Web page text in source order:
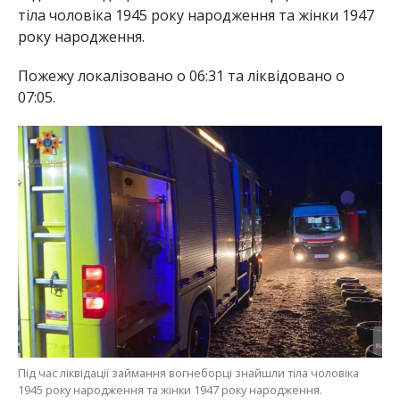
тіла чоловіка 1945 року народження та жінки 1947
року народження.
Пожежу локалізовано о 06:31 та ліквідовано о
07:05.
Під час ліквідації займання вогнеборці знайшли тіла чоловіка
1945 року народження та жінки 1947 року народження.